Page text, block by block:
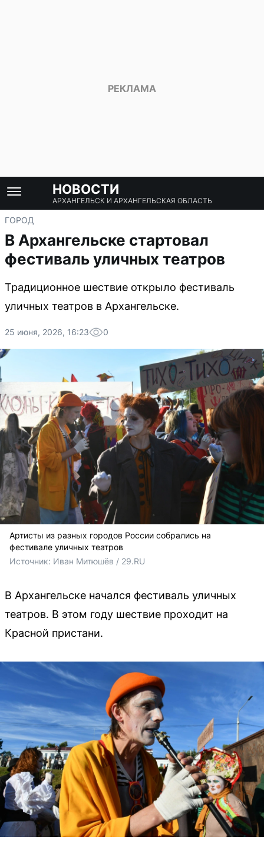
НОВОСТИ
АРХАНГЕЛЬСК И АРХАНГЕЛЬСКАЯ ОБЛАСТЬ
ГОРОД
В Архангельске стартовал
фестиваль уличных театров
Традиционное шествие открыло фестиваль
уличных театров в Архангельске.
25 июня, 2026, 16:23 0
Артисты из разных городов России собрались на
фестивале уличных театров
Источник: Иван Митюшёв / 29.RU
В Архангельске начался фестиваль уличных
театров. В этом году шествие проходит на
Красной пристани.